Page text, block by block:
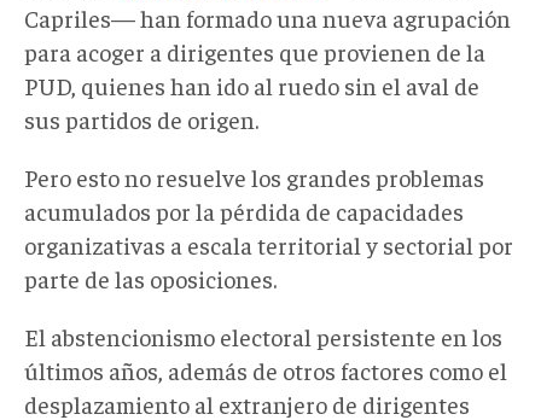
Capriles— han formado una nueva agrupación
para acoger a dirigentes que provienen de la
PUD, quienes han ido al ruedo sin el aval de
sus partidos de origen.
Pero esto no resuelve los grandes problemas
acumulados por la pérdida de capacidades
organizativas a escala territorial y sectorial por
parte de las oposiciones.
El abstencionismo electoral persistente en los
últimos años, además de otros factores como el
desplazamiento al extranjero de dirigentes